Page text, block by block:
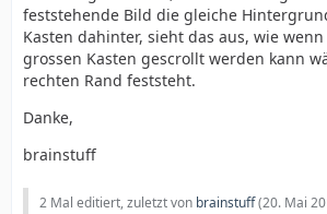
feststehende Bild die gleiche
Kasten dahinter, sieht das aus, wie
grossen Kasten gescrollt werden kann
rechten Rand feststeht.
Danke,
brainstuff
2 Mal editiert, zuletzt von brainstuff(20. Mai